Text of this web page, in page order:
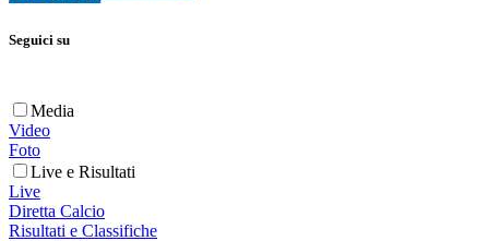
Seguici su
Media
Video
Foto
Live e Risultati
Live
Diretta Calcio
Risultati e Classifiche